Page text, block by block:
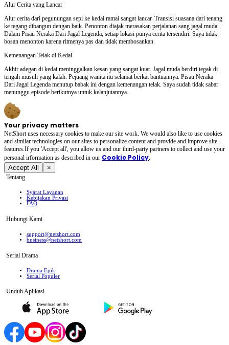
Alur Cerita yang Lancar
Alur cerita dari pegunungan sepi ke kedai ramai sangat lancar. Transisi suasana dari tenang
ke tegang dibangun dengan baik. Penonton diajak merasakan perjalanan sang jagal muda.
Dalam Pisau Neraka Dari Jagal Legenda, setiap lokasi punya cerita tersendiri. Saya tidak
bosan menonton karena ritmenya pas dan tidak membosankan.
Kemenangan Telak di Kedai
Akhir adegan di kedai meninggalkan kesan yang sangat kuat. Jagal muda berdiri tegak di
tengah musuh yang kalah. Pejuang wanita itu selamat berkat bantuannya. Pisau Neraka
Dari Jagal Legenda menutup babak ini dengan kemenangan telak. Saya sudah tidak sabar
menunggu episode berikutnya untuk kelanjutannya.
Your privacy matters
NetShort uses necessary cookies to make our site work. We would also like to use cookies
and similar technologies on our sites to personalize content and provide and improve site
features.If you 'Accept all', you allow us and our third-party partners to collect and use your
personal irformation as described in our Cookie Policy.
Accept All ×
Tentang
Syarat Layanan
Kebijakan Privasi
FAQ
Hubungi Kami
support@netshort.com
business@netshort.com
Serial Drama
Drama Epik
Serial Populer
Unduh Aplikasi